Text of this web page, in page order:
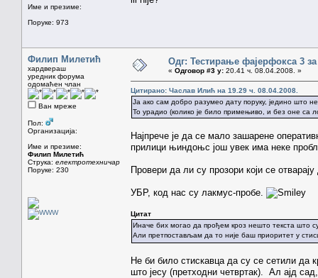
Име и презиме:
Поруке: 973
Филип Милетић
хардвераш
уредник форума
одомаћен члан
Ван мреже
Пол:
Организација:
Име и презиме:
Филип Милетић
Струка: електротехничар
Поруке: 230
Одг: Тестирање фајерфокса 3
« Одговор #3 у: 20.41 ч. 08.04.2008. »
Цитирано: Часлав Илић на 19.29 ч. 08.04.2008.
Ја ако сам добро разумео дату поруку, једино што
То урадио (колико је било примењиво, и без оне са
Најпрече је да се мало зашарене
прилици њиндоњс још увек има неке
Провери да ли су прозори који се
УБР, код нас су лакмус-пробе.
Цитат
Иначе бих могао да прођем кроз нешто текста што
Али претпостављам да то није баш приоритет у
Не би било стискавца да су се сетили да
што јесу (претходни четвртак). Ал ајд